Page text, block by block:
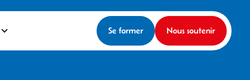
Se former Nous soutenir